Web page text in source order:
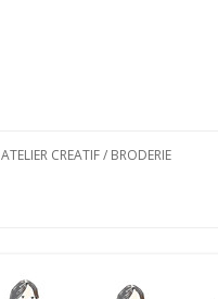
ATELIER CREATIF / BRODERIE